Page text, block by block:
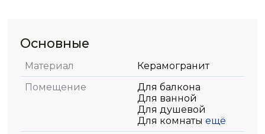
Основные
Материал
Керамогранит
Помещение
Для балкона
Для ванной
Для душевой
Для комнаты ещё